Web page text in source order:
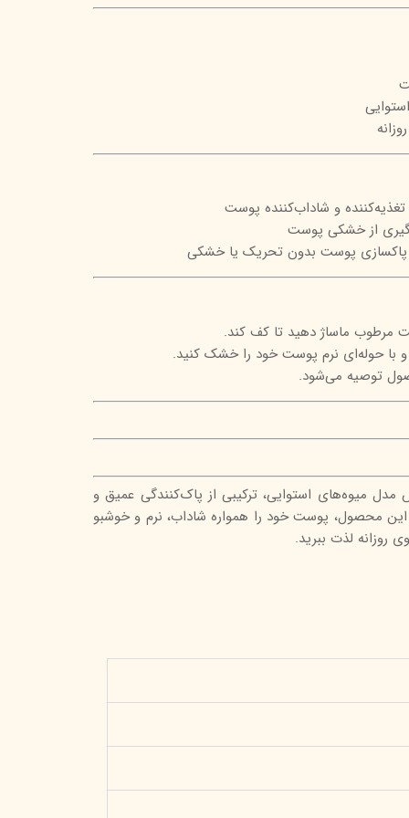
و شاداب‌کننده پوست
از خشکی پوست
پاکسازی پوست بدون تحریک یا خشکی
مرطوب ماساژ دهید تا کف کند.
با حوله‌ای نرم پوست خود را خشک کنید.
توصیه می‌شود.
استوایی، ترکیبی از پاک‌کنندگی عمیق و
این محصول، پوست خود را همواره شاداب، نرم و خوشبو
روزانه لذت ببرید.